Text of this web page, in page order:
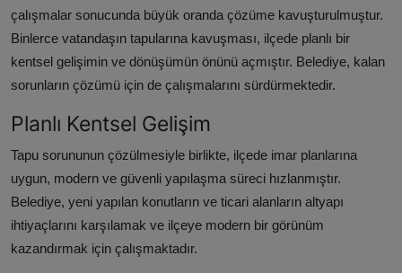
çalışmalar sonucunda büyük oranda çözüme kavuşturulmuştur.
Binlerce vatandaşın tapularına kavuşması, ilçede planlı bir
kentsel gelişimin ve dönüşümün önünü açmıştır. Belediye, kalan
sorunların çözümü için de çalışmalarını sürdürmektedir.
Planlı Kentsel Gelişim
Tapu sorununun çözülmesiyle birlikte, ilçede imar planlarına
uygun, modern ve güvenli yapılaşma süreci hızlanmıştır.
Belediye, yeni yapılan konutların ve ticari alanların altyapı
ihtiyaçlarını karşılamak ve ilçeye modern bir görünüm
kazandırmak için çalışmaktadır.